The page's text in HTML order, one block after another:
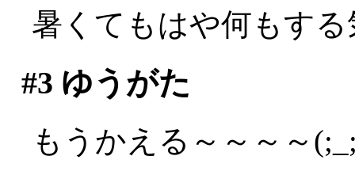
暑くてもはや何もす
#3 ゆうがた
もうかえる～～～～